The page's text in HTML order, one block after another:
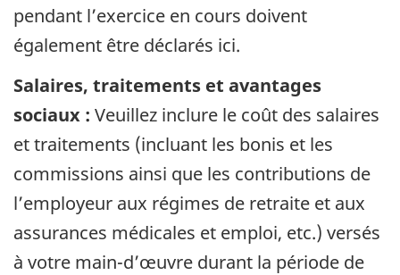
pendant l’exercice en cours doivent
également être déclarés ici.
Salaires, traitements et avantages
sociaux : Veuillez inclure le coût des salaires
et traitements (incluant les bonis et les
commissions ainsi que les contributions de
l’employeur aux régimes de retraite et aux
assurances médicales et emploi, etc.) versés
à votre main-d’œuvre durant la période de